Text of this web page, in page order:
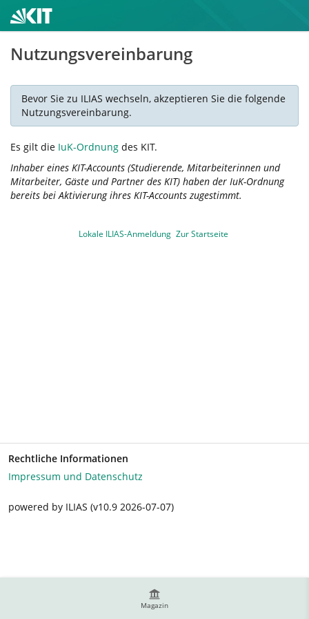
Magazin
Nutzungsvereinbarung
Bevor Sie zu ILIAS wechseln, akzeptieren Sie die folgende
Nutzungsvereinbarung.
Es gilt die IuK-Ordnung des KIT.
Inhaber eines KIT-Accounts (Studierende, Mitarbeiterinnen und
Mitarbeiter, Gäste und Partner des KIT) haben der IuK-Ordnung
bereits bei Aktivierung ihres KIT-Accounts zugestimmt.
Lokale ILIAS-Anmeldung Zur Startseite
Rechtliche Informationen
Impressum und Datenschutz
powered by ILIAS (v10.9 2026-07-07)